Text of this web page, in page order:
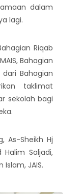
dalam
lagi.
Riqab
Bahagian
Bahagian
taklimat
sekolah bagi
As-Sheikh Hj
Halim Saljadi,
JAIS.